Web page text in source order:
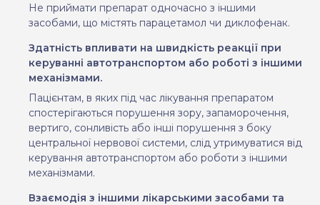
Не приймати препарат одночасно з іншими
засобами, що містять парацетамол чи диклофенак.
Здатність впливати на швидкість реакції при
керуванні автотранспортом або роботі з іншими
механізмами.
Пацієнтам, в яких під час лікування препаратом
спостерігаються порушення зору, запаморочення,
вертиго, сонливість або інші порушення з боку
центральної нервової системи, слід утримуватися від
керування автотранспортом або роботи з іншими
механізмами.
Взаємодія з іншими лікарськими засобами та